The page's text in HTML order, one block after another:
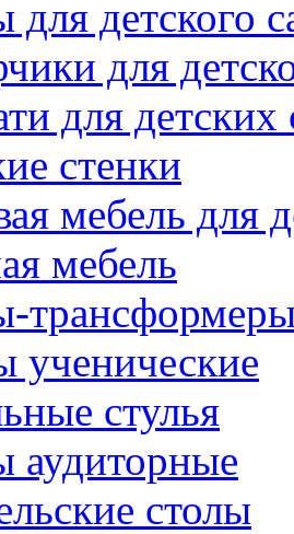
для детского
для
для детских
стенки
мебель для
мебель
ученические
стулья
аудиторные
столы